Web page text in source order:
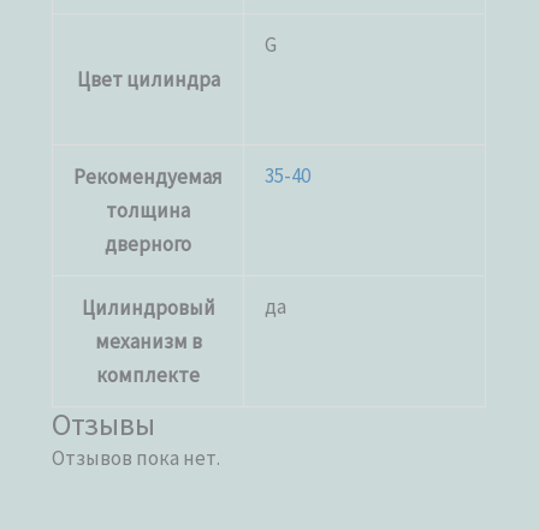
Цвет цилиндра
G
Рекомендуемая
толщина
дверного
35-40
Цилиндровый
механизм в
комплекте
да
Отзывы
Отзывов пока нет.